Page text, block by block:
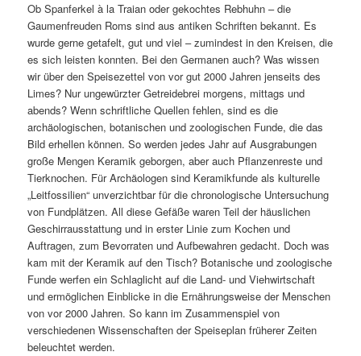
Ob Spanferkel à la Traian oder gekochtes Rebhuhn – die
Gaumenfreuden Roms sind aus antiken Schriften bekannt. Es
wurde gerne getafelt, gut und viel – zumindest in den Kreisen, die
es sich leisten konnten. Bei den Germanen auch? Was wissen
wir über den Speisezettel von vor gut 2000 Jahren jenseits des
Limes? Nur ungewürzter Getreidebrei morgens, mittags und
abends?Wenn schriftliche Quellen fehlen, sind es die
archäologischen, botanischen und zoologischen Funde, die das
Bild erhellen können. So werden jedes Jahr auf Ausgrabungen
große Mengen Keramik geborgen, aber auch Pflanzenreste und
Tierknochen. Für Archäologen sind Keramikfunde als kulturelle
„Leitfossilien“ unverzichtbar für die chronologische Untersuchung
von Fundplätzen. All diese Gefäße waren Teil der häuslichen
Geschirrausstattung und in erster Linie zum Kochen und
Auftragen, zum Bevorraten und Aufbewahren gedacht. Doch was
kam mit der Keramik auf den Tisch? Botanische und zoologische
Funde werfen ein Schlaglicht auf die Land- und Viehwirtschaft
und ermöglichen Einblicke in die Ernährungsweise der Menschen
von vor 2000 Jahren. So kann im Zusammenspiel von
verschiedenen Wissenschaften der Speiseplan früherer Zeiten
beleuchtet werden.